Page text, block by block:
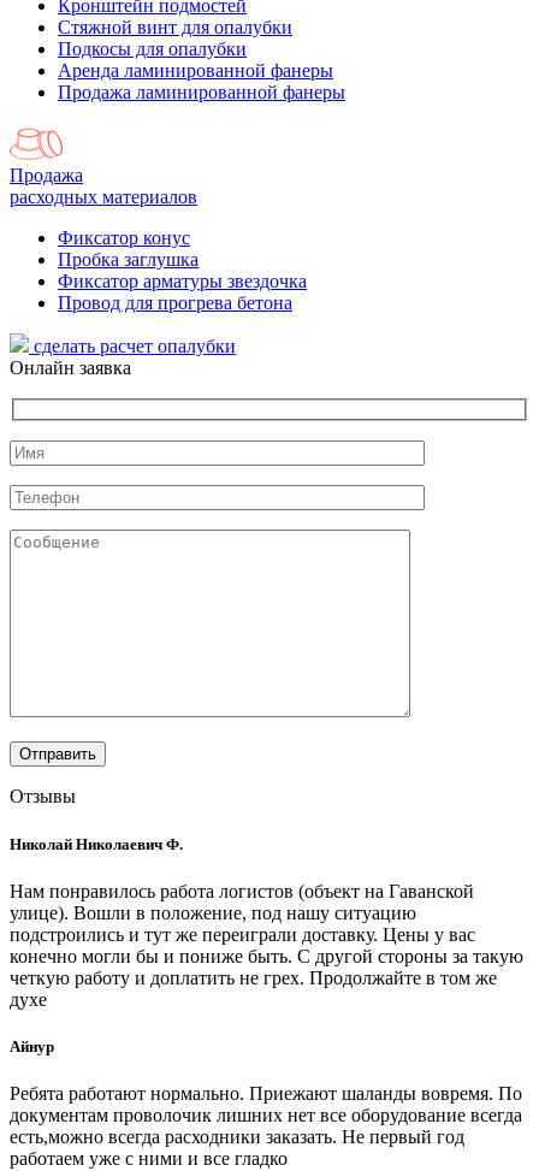
Кронштейн подмостей
Стяжной винт для опалубки
Подкосы для опалубки
Аренда ламинированной фанеры
Продажа ламинированной фанеры
Продажа
расходных материалов
Фиксатор конус
Пробка заглушка
Фиксатор арматуры звездочка
Провод для прогрева бетона
сделать расчет опалубки
Онлайн заявка
Отзывы
Николай Николаевич Ф.
Нам понравилось работа логистов (объект на Гаванской
улице). Вошли в положение, под нашу ситуацию
подстроились и тут же переиграли доставку. Цены у вас
конечно могли бы и пониже быть. С другой стороны за такую
четкую работу и доплатить не грех. Продолжайте в том же
духе
Айнур
Ребята работают нормально. Приежают шаланды вовремя. По
документам проволочик лишних нет все оборудование всегда
есть,можно всегда расходники заказать. Не первый год
работаем уже с ними и все гладко